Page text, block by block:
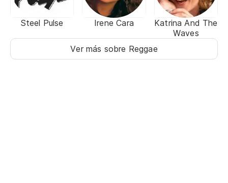
Steel Pulse Irene Cara
Katrina And The
Waves
Ver más sobre Reggae